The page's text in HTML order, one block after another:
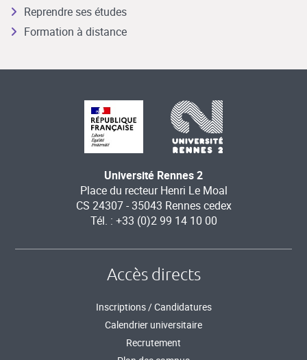
Reprendre ses études
Formation à distance
Université Rennes 2
Place du recteur Henri Le Moal
CS 24307 - 35043 Rennes cedex
Tél. : +33 (0)2 99 14 10 00
Accès directs
Inscriptions / Candidatures
Calendrier universitaire
Recrutement